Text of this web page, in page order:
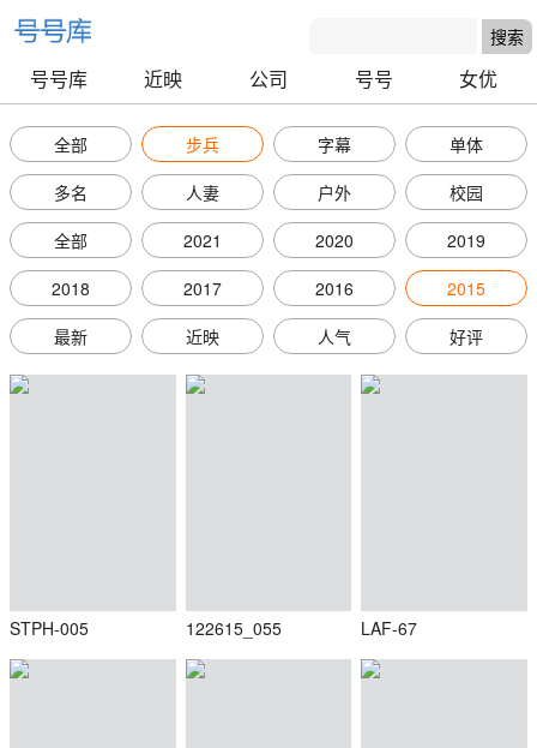
号号库 近映 公司 号号 女优
全部 步兵 字幕
单体
多名
人妻 户外
校园
全部
2021 2020
2019
2018
2017 2016
2015
最新
近映 人气 好评
STPH-005 122615_055 LAF-67